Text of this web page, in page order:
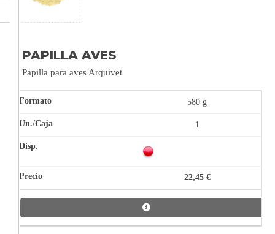
PAPILLA AVES
Papilla para aves Arquivet
580 g
1
22,45 €